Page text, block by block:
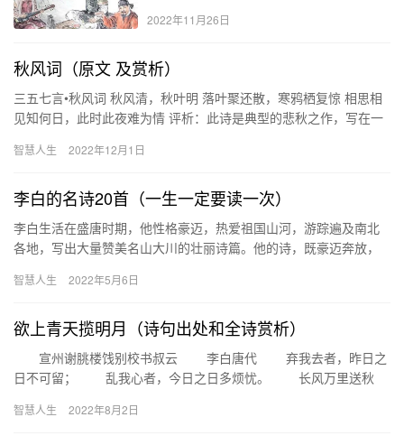
2022年11月26日
秋风词（原文 及赏析）
三五七言•秋风词 秋风清，秋叶明 落叶聚还散，寒鸦栖复惊 相思相
见知何日，此时此夜难为情 评析：此诗是典型的悲秋之作，写在一
智慧人生 2022年12月1日
李白的名诗20首（一生一定要读一次）
李白生活在盛唐时期，他性格豪迈，热爱祖国山河，游踪遍及南北
各地，写出大量赞美名山大川的壮丽诗篇。他的诗，既豪迈奔放，
仙”…
智慧人生 2022年5月6日
欲上青天揽明月（诗句出处和全诗赏析）
宣州谢朓楼饯别校书叔云 李白唐代 弃我去者，昨日之
日不可留； 乱我心者，今日之日多烦忧。 长风万里送秋
智慧人生 2022年8月2日